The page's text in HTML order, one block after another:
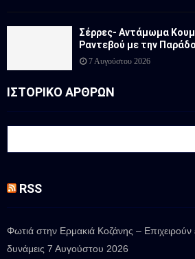
Σέρρες- Αντάμωμα
Ραντεβού με την
7 Αυγούστου 2026
ΙΣΤΟΡΙΚΟ ΑΡΘΡΩΝ
RSS
Φωτιά στην Ερμακιά Κοζάνης – Επιχειρούν
δυνάμεις 7 Αυγούστου 2026